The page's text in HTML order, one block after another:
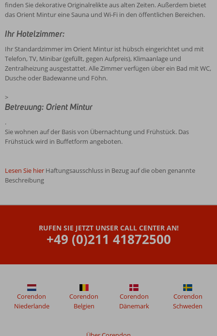
finden Sie dekorative Originalrelikte aus alten Zeiten. Außerdem bietet
das Orient Mintur eine Sauna und Wi-Fi in den öffentlichen Bereichen.
Ihr Hotelzimmer:
Ihr Standardzimmer im Orient Mintur ist hübsch eingerichtet und mit
Telefon, TV, Minibar (gefüllt, gegen Aufpreis), Klimaanlage und
Zentralheizung ausgestattet. Alle Zimmer verfügen über ein Bad mit WC,
Dusche oder Badewanne und Föhn.
>
Betreuung: Orient Mintur
.
Sie wohnen auf der Basis von Übernachtung und Frühstück. Das
Frühstück wird in Buffetform angeboten.
Lesen Sie hier Haftungsausschluss in Bezug auf die oben genannte
Beschreibung
ihrem
Orient
Mintur
RUFEN SIE JETZT UNSER CALL CENTER AN!
+49 (0)211 41872500
Corendon
Niederlande
Corendon
Belgien
Corendon
Dänemark
Corendon
Schweden